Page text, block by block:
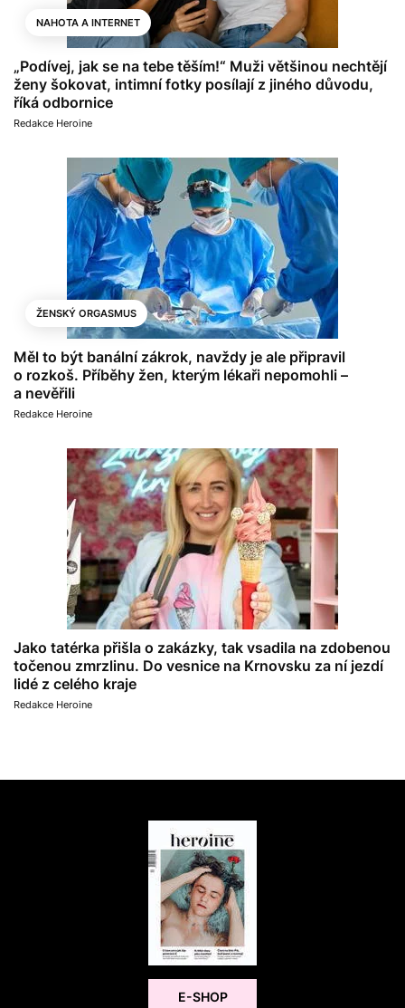
NAHOTA A INTERNET
„Podívej, jak se na tebe těším!“ Muži většinou nechtějí
ženy šokovat, intimní fotky posílají z jiného důvodu,
říká odbornice
Redakce Heroine
ŽENSKÝ ORGASMUS
Měl to být banální zákrok, navždy je ale připravil
o rozkoš. Příběhy žen, kterým lékaři nepomohli –
a nevěřili
Redakce Heroine
Jako tatérka přišla o zakázky, tak vsadila na zdobenou
točenou zmrzlinu. Do vesnice na Krnovsku za ní jezdí
lidé z celého kraje
Redakce Heroine
E-SHOP